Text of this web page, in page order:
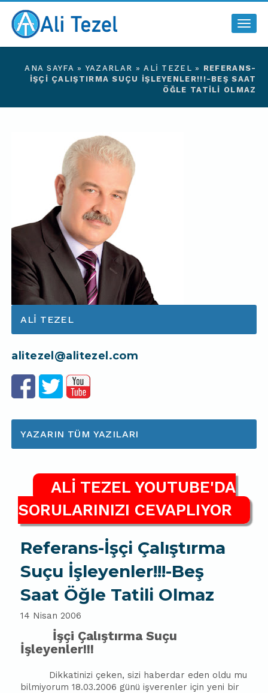
ANA SAYFA »YAZARLAR »ALI TEZEL » REFERANS-
İŞÇI ÇALIŞTIRMA SUÇU İŞLEYENLER!!!-BEŞ SAAT
ÖĞLE TATILI OLMAZ
ALI TEZEL
alitezel@alitezel.com
YAZARIN TÜM YAZILARI
ALİ TEZEL YOUTUBE'DA
SORULARINIZI CEVAPLIYOR
Referans-İşçi Çalıştırma
Suçu İşleyenler!!!-Beş
Saat Öğle Tatili Olmaz
14 Nisan 2006
İşçi Çalıştırma Suçu
İşleyenler!!!
Dikkatinizi çeken, sizi haberdar eden oldu mu
bilmiyorum 18.03.2006 günü işverenler için yeni bir